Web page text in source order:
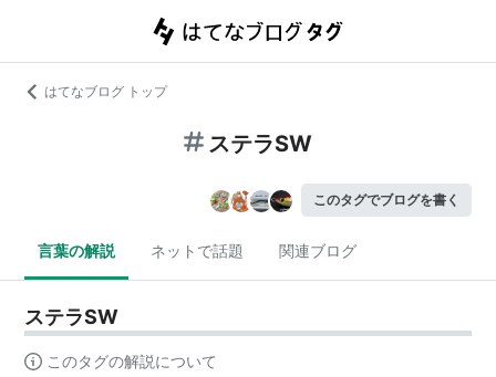
はてなブログ トップ
ステラSW
このタグでブログを書く
言葉の解説 ネットで話題 関連ブログ
ステラSW
このタグの解説について